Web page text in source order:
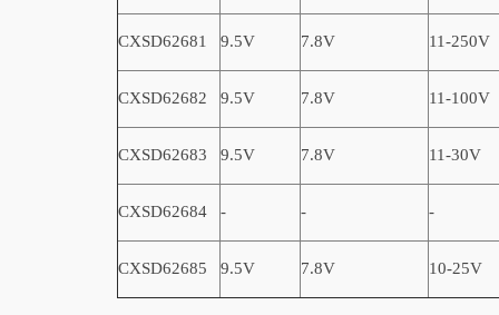
CXSD62681 9.5V 7.8V 11-250V
CXSD62682 9.5V 7.8V 11-100V
CXSD62683 9.5V 7.8V 11-30V
CXSD62684 - - -
CXSD62685 9.5V 7.8V 10-25V